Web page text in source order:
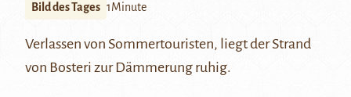
Bild des Tages 1Minute
Verlassen von Sommertouristen, liegt der Strand
von Bosteri zur Dämmerung ruhig.